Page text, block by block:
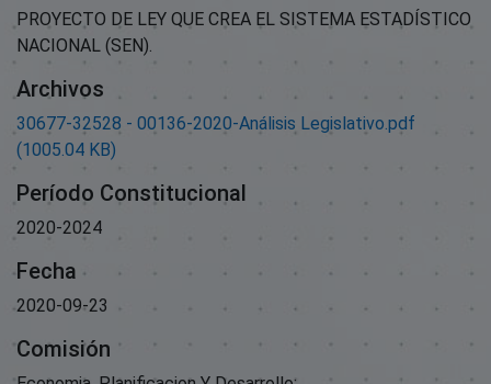
PROYECTO DE LEY QUE CREA EL SISTEMA ESTADÍSTICO
NACIONAL (SEN).
Archivos
30677-32528 - 00136-2020-Análisis Legislativo.pdf
(1005.04 KB)
Período Constitucional
2020-2024
Fecha
2020-09-23
Comisión